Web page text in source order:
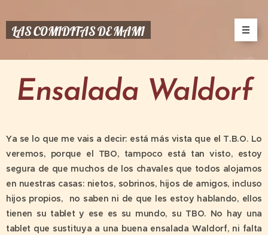
LAS COMIDITAS DE MAMI
Ensalada Waldorf
Ya se lo que me vais a decir: está más vista que el T.B.O. Lo
veremos, porque el TBO, tampoco está tan visto, estoy
segura de que muchos de los chavales que todos alojamos
en nuestras casas: nietos, sobrinos, hijos de amigos, incluso
hijos propios, no saben ni de que les estoy hablando, ellos
tienen su tablet y ese es su mundo, su TBO. No hay una
tablet que sustituya a una buena ensalada Waldorf, ni falta